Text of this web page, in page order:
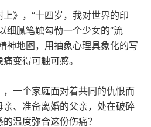
》，“十四岁，我对世界的印
细腻笔触勾勒一个少女的“流
神地图，用抽象心理具象化的写
变得可触可感。
一个家庭面对着共同的仇恨而
、准备离婚的父亲，处在破碎
温度弥合这份伤痛？